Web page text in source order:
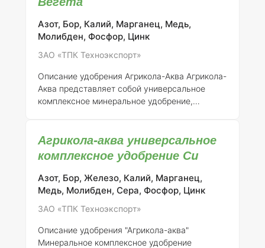
питательными веществами, способствуя их
здоровому развитию и обильному цветению.
Состав элементов и концентрация
Комплексные удобрения-палочки Агрикола-
XXI содержат следующие макро- и
(P2O5): 8% - Калий (K2O): 18% - Магний (MgO):
3% - Серу (S): 2% -
Азот, Бор, Калий, Марганец, Медь,
Молибден, Фосфор, Цинк
ЗАО «ТПК Техноэкспорт»
Описание удобрения Агрикола-Аква
Аква представляет собой универсальное
комплексное минеральное удобрение,
применяется как для открытого, так и для
закрытого грунта, что делает его особенно
востребованным среди садоводов и
фермеров. Состав и концентрация элементов
Агрикола-Аква содержит сбалансированный
для полноценного развития растений.
Основные компоненты включают: - Азот (N):
10% - Фосфор (P₂O₅): 20% - Калий (K
Агрикола-аква универсальное
комплексное удобрение Сu
Азот, Бор, Железо, Калий, Марганец,
Медь, Молибден, Сера, Фосфор, Цинк
ЗАО «ТПК Техноэкспорт»
Описание удобрения "Агрикола-аква"
Минеральное комплексное удобрение